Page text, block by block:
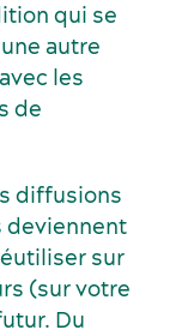
qui se
autre
les
de
diffusions
deviennent
sur
(sur votre
Du